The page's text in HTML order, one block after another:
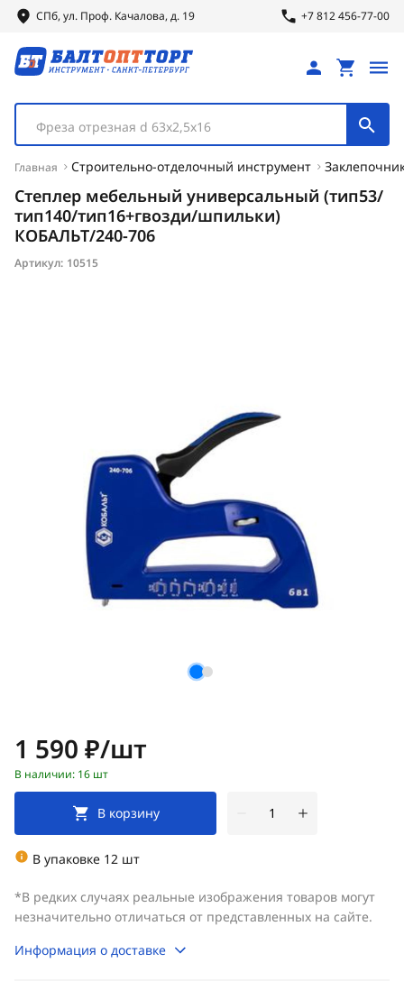
СПб, ул. Проф. Качалова, д. 19 +7 812 456-77-00
Фреза отрезная d 63х2,5х16
Главная Строительно-отделочный инструмент
Степлер мебельный универсальный (тип53/
тип140/тип16+гвозди/шпильки)
КОБАЛЬТ/240-706
Артикул: 10515
Цена:
1 590 ₽/шт
В наличии: 16 шт
В корзину
В упаковке 12 шт
*В редких случаях реальные изображения товаров могут
незначительно отличаться от представленных на сайте.
Информация о доставке